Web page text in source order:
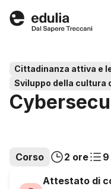
Edulia
Cittadinanza attiva e
Sviluppo della cultura
Corso 2 ore
9
Attestato di